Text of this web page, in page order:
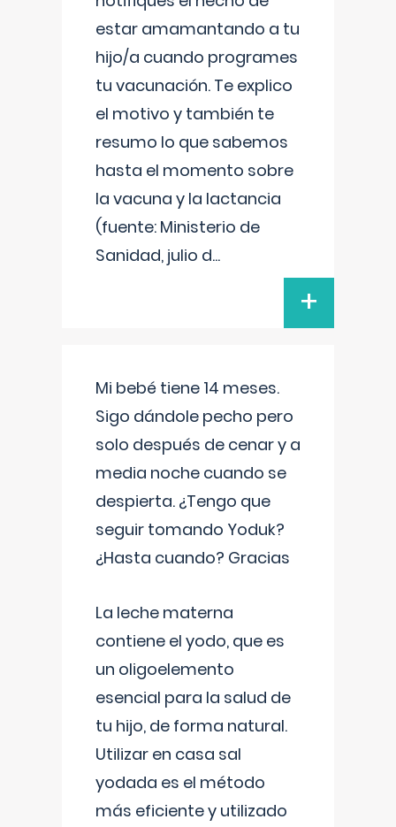
estar amamantando a tu
hijo/a cuando programes
tu vacunación. Te explico
el motivo y también te
resumo lo que sabemos
hasta el momento sobre
la vacuna y la lactancia
(fuente: Ministerio de
Sanidad, julio d...
+
Mi bebé tiene 14 meses.
Sigo dándole pecho pero
solo después de cenar y a
media noche cuando se
despierta. ¿Tengo que
seguir tomando Yoduk?
¿Hasta cuando? Gracias
La leche materna
contiene el yodo, que es
un oligoelemento
esencial para la salud de
tu hijo, de forma natural.
Utilizar en casa sal
yodada es el método
más eficiente y utilizado